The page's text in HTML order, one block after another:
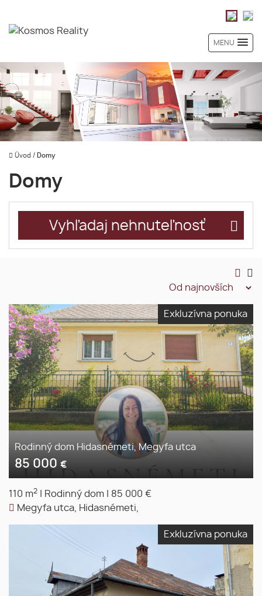
MENU
Úvod / Domy
Domy
Vyhľadaj nehnuteľnosť
Exkluzívna ponuka
Rodinný dom Hidasnémeti, Megyfa utca
85 000 €
110 m2 Rodinný dom
85 000 €
Megyfa utca, Hidasnémeti,
Exkluzívna ponuka